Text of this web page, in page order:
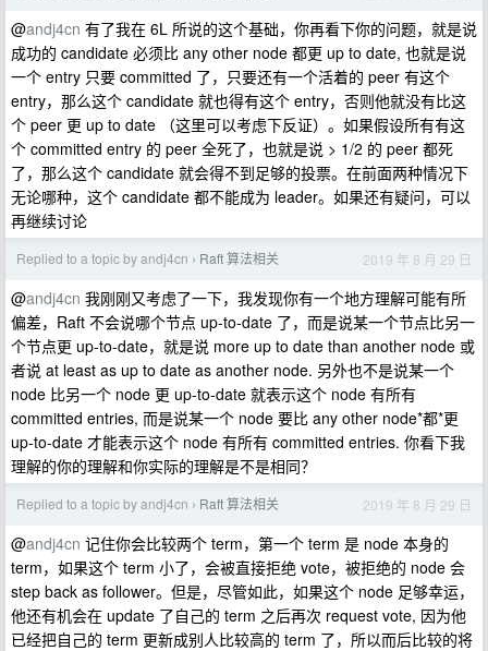
@andj4cn 有了我在 6L 所说的这个基础，你再看下你的问题，就是说
成功的 candidate 必须比 any other node 都更 up to date, 也就是说
一个 entry 只要 committed 了，只要还有一个活着的 peer 有这个
entry，那么这个 candidate 就也得有这个 entry，否则他就没有比这
个 peer 更 up to date （这里可以考虑下反证）。如果假设所有有这
个 committed entry 的 peer 全死了，也就是说 > 1/2 的 peer 都死
了，那么这个 candidate 就会得不到足够的投票。在前面两种情况下
无论哪种，这个 candidate 都不能成为 leader。如果还有疑问，可以
再继续讨论
Replied to a topic by andj4cn › Raft 算法相关 2019 年 8 月 29 日
@andj4cn 我刚刚又考虑了一下，我发现你有一个地方理解可能有所
偏差，Raft 不会说哪个节点 up-to-date 了，而是说某一个节点比另一
个节点更 up-to-date，就是说 more up to date than another node 或
者说 at least as up to date as another node. 另外也不是说某一个
node 比另一个 node 更 up-to-date 就表示这个 node 有所有
committed entries, 而是说某一个 node 要比 any other node*都*更
up-to-date 才能表示这个 node 有所有 committed entries. 你看下我
理解的你的理解和你实际的理解是不是相同？
Replied to a topic by andj4cn › Raft 算法相关 2019 年 8 月 29 日
@andj4cn 记住你会比较两个 term，第一个 term 是 node 本身的
term，如果这个 term 小了，会被直接拒绝 vote，被拒绝的 node 会
step back as follower。但是，尽管如此，如果这个 node 足够幸运，
他还有机会在 update 了自己的 term 之后再次 request vote, 因为他
已经把自己的 term 更新成别人比较高的 term 了，所以而后比较的将